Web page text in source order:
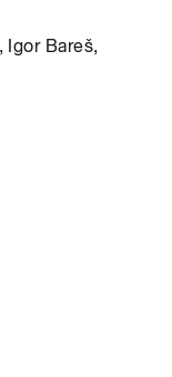
Igor Bareš,